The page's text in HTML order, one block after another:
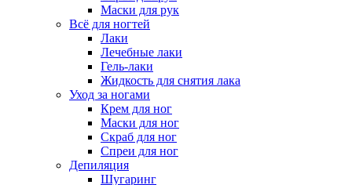
Маски для рук
Всё для ногтей
Лаки
Лечебные лаки
Гель-лаки
Жидкость для снятия лака
Уход за ногами
Крем для ног
Маски для ног
Скраб для ног
Спреи для ног
Депиляция
Шугаринг